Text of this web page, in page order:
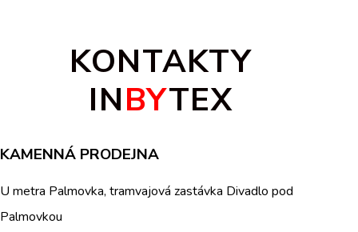
KONTAKTY
INBYTEX
KAMENNÁ PRODEJNA
U metra Palmovka, tramvajová zastávka Divadlo pod
Palmovkou